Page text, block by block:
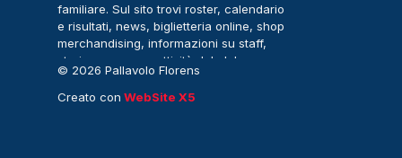
familiare. Sul sito trovi roster, calendario
e risultati, news, biglietteria online, shop
merchandising, informazioni su staff,
storia, sponsor e attività del club.
© 2026 Pallavolo Florens
Femminile. Tutti i diritti
Creato con WebSite X5